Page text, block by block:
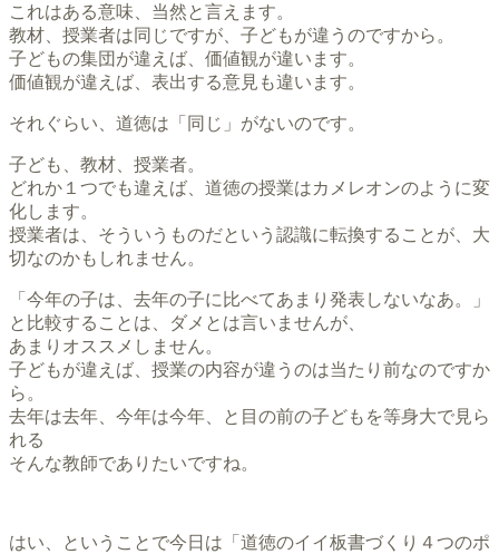
これはある意味、当然と言えます。
教材、授業者は同じですが、子どもが違うのですから。
子どもの集団が違えば、価値観が違います。
価値観が違えば、表出する意見も違います。
それぐらい、道徳は「同じ」がないのです。
子ども、教材、授業者。
どれか１つでも違えば、道徳の授業はカメレオンのように変
化します。
授業者は、そういうものだという認識に転換することが、大
切なのかもしれません。
「今年の子は、去年の子に比べてあまり発表しないなあ。」
と比較することは、ダメとは言いませんが、
あまりオススメしません。
子どもが違えば、授業の内容が違うのは当たり前なのですか
ら。
去年は去年、今年は今年、と目の前の子どもを等身大で見ら
れる
そんな教師でありたいですね。
はい、ということで今日は「道徳のイイ板書づくり４つのポ